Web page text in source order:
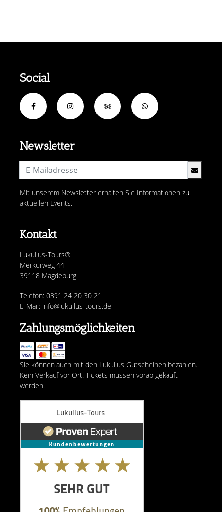
Kontakt
Lukullus-Tours®
Merkurweg 44
39118 Magdeburg
Telefon: 0391 24 20 30 21
E-Mail: info@lukullus-tours.de
Newsletter
Mit unserem Newsletter erhalten Sie Informationen zu
aktuellen Events.
Social
Zahlungsmöglichkeiten
Sie können auch mit den Lukullus Gutscheinen bezahlen.
Kein Verkauf vor Ort. Tickets müssen vorab gekauft
werden.